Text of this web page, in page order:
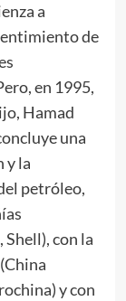
a
de
en 1995,
Hamad
una
y la
petróleo,
con la
y con